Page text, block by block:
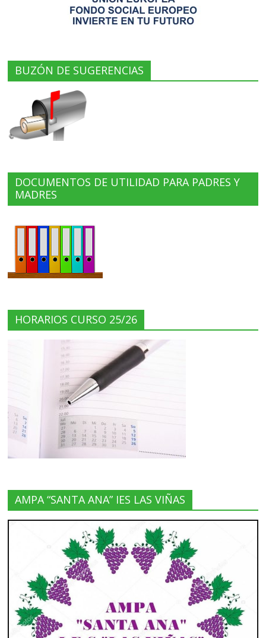
BUZÓN DE SUGERENCIAS
DOCUMENTOS DE UTILIDAD PARA PADRES Y
MADRES
HORARIOS CURSO 25/26
AMPA “SANTA ANA” IES LAS VIÑAS